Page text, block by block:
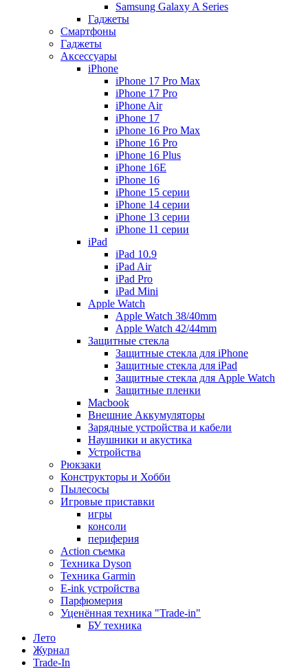
Samsung Galaxy A Series
Гаджеты
Смартфоны
Гаджеты
Аксессуары
iPhone
iPhone 17 Pro Max
iPhone 17 Pro
iPhone Air
iPhone 17
iPhone 16 Pro Max
iPhone 16 Pro
iPhone 16 Plus
iPhone 16E
iPhone 16
iPhone 15 серии
iPhone 14 серии
iPhone 13 серии
iPhone 11 серии
iPad
iPad 10.9
iPad Air
iPad Pro
iPad Mini
Apple Watch
Apple Watch 38/40mm
Apple Watch 42/44mm
Защитные стекла
Защитные стекла для iPhone
Защитные стекла для iPad
Защитные стекла для Apple Watch
Защитные пленки
Macbook
Внешние Аккумуляторы
Зарядные устройства и кабели
Наушники и акустика
Устройства
Рюкзаки
Конструкторы и Хобби
Пылесосы
Игровые приставки
игры
консоли
периферия
Action съемка
Техника Dyson
Техника Garmin
E-ink устройства
Парфюмерия
Уценённая техника "Trade-in"
БУ техника
Лето
Журнал
Trade-In